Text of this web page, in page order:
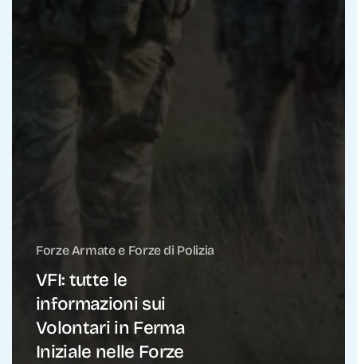
Forze Armate e Forze di Polizia
VFI: tutte le
informazioni sui
Volontari in Ferma
Iniziale nelle Forze